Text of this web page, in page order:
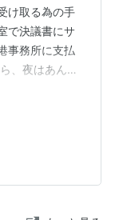
け取る為の手
で決議書にサ
事務所に支払
、夜はあんな
「こんなこ
上海の記憶
なんともシ
に時は過ぎ
理をテイクア